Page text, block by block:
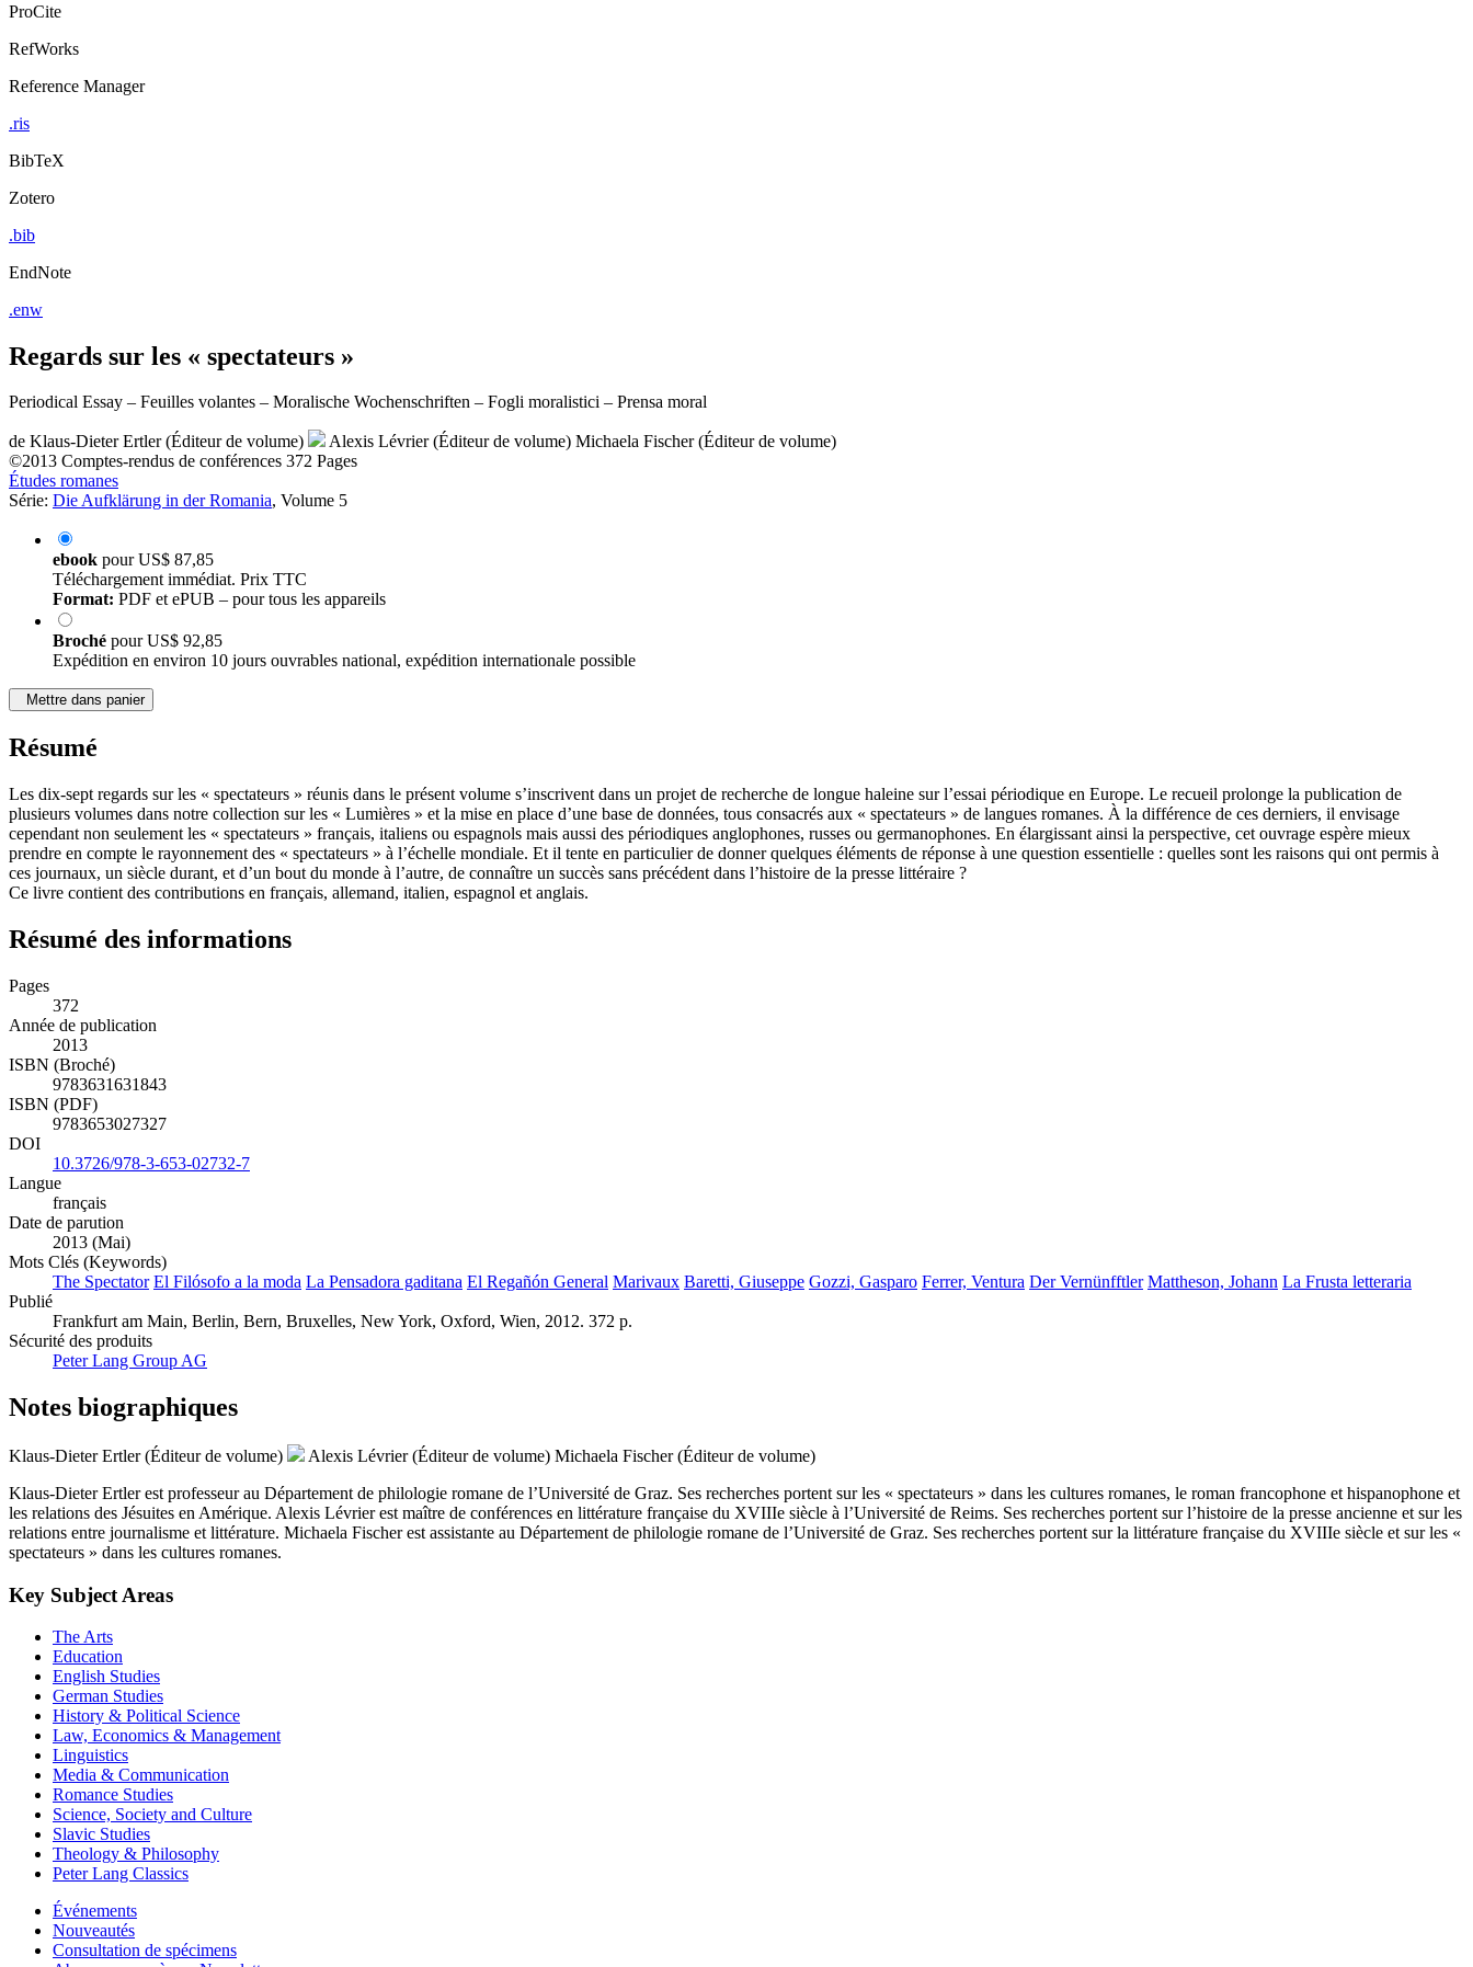
ProCite
RefWorks
Reference Manager
.ris
BibTeX
Zotero
.bib
EndNote
.enw
Regards sur les « spectateurs »
Periodical Essay – Feuilles volantes – Moralische Wochenschriften – Fogli moralistici – Prensa moral
de Klaus-Dieter Ertler (Éditeur de volume) Alexis Lévrier (Éditeur de volume) Michaela Fischer (Éditeur de volume)
©2013 Comptes-rendus de conférences 372 Pages
Études romanes
Série: Die Aufklärung in der Romania, Volume 5
ebook pourUS$ 87,85
Téléchargement immédiat. Prix TTC
Format: PDF et ePUB – pour tous les appareils
Broché pourUS$ 92,85
Expédition en environ 10 jours ouvrables national, expédition internationale possible
Mettre dans panier
Résumé
Les dix-sept regards sur les « spectateurs » réunis dans le présent volume s’inscrivent dans un projet de recherche de longue haleine sur l’essai périodique en Europe. Le recueil prolonge la publication de
plusieurs volumes dans notre collection sur les « Lumières » et la mise en place d’une base de données, tous consacrés aux « spectateurs » de langues romanes. À la différence de ces derniers, il envisage
cependant non seulement les « spectateurs » français, italiens ou espagnols mais aussi des périodiques anglophones, russes ou germanophones. En élargissant ainsi la perspective, cet ouvrage espère mieux
prendre en compte le rayonnement des « spectateurs » à l’échelle mondiale. Et il tente en particulier de donner quelques éléments de réponse à une question essentielle : quelles sont les raisons qui ont permis à
ces journaux, un siècle durant, et d’un bout du monde à l’autre, de connaître un succès sans précédent dans l’histoire de la presse littéraire ?
Ce livre contient des contributions en français, allemand, italien, espagnol et anglais.
Résumé des informations
Pages
372
Année de publication
2013
ISBN (Broché)
9783631631843
ISBN (PDF)
9783653027327
DOI
10.3726/978-3-653-02732-7
Langue
français
Date de parution
2013 (Mai)
Mots Clés (Keywords)
The Spectator El Filósofo a la moda La Pensadora gaditana El Regañón General Marivaux Baretti, Giuseppe Gozzi, Gasparo Ferrer, Ventura Der Vernünfftler Mattheson, Johann La Frusta letteraria
Publié
Frankfurt am Main, Berlin, Bern, Bruxelles, New York, Oxford, Wien, 2012. 372 p.
Sécurité des produits
Peter Lang Group AG
Notes biographiques
Klaus-Dieter Ertler (Éditeur de volume) Alexis Lévrier (Éditeur de volume) Michaela Fischer (Éditeur de volume)
Klaus-Dieter Ertler est professeur au Département de philologie romane de l’Université de Graz. Ses recherches portent sur les « spectateurs » dans les cultures romanes, le roman francophone et hispanophone et
les relations des Jésuites en Amérique. Alexis Lévrier est maître de conférences en littérature française du XVIIIe siècle à l’Université de Reims. Ses recherches portent sur l’histoire de la presse ancienne et sur les
relations entre journalisme et littérature. Michaela Fischer est assistante au Département de philologie romane de l’Université de Graz. Ses recherches portent sur la littérature française du XVIIIe siècle et sur les «
spectateurs » dans les cultures romanes.
Key Subject Areas
The Arts
Education
English Studies
German Studies
History & Political Science
Law, Economics & Management
Linguistics
Media & Communication
Romance Studies
Science, Society and Culture
Slavic Studies
Theology & Philosophy
Peter Lang Classics
Événements
Nouveautés
Consultation de spécimens